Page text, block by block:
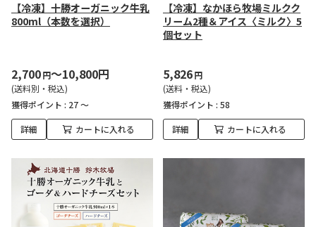
【冷凍】十勝オーガニック牛乳
800ml（本数を選択）
2,700円～10,800円
(送料別・税込)
獲得ポイント : 27 ～
詳細 カートに入れる
【冷凍】なかほら牧場ミルクク
リーム2種＆アイス〈ミルク〉5
個セット
5,826円
(送料・税込)
獲得ポイント : 58
詳細 カートに入れる